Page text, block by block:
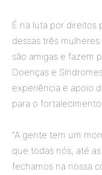
É na luta por direitos
dessas três
são amigas e fazem
Doenças e
experiência e apoio
para o
“A gente tem um
que todas nós, até
fechamos na nossa